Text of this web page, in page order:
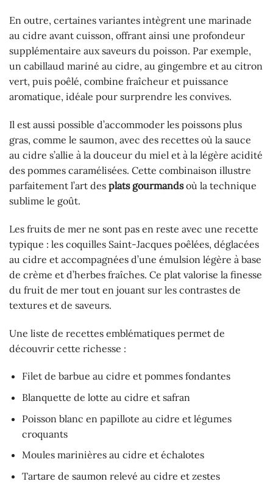
En outre, certaines variantes intègrent une marinade
au cidre avant cuisson, offrant ainsi une profondeur
supplémentaire aux saveurs du poisson. Par exemple,
un cabillaud mariné au cidre, au gingembre et au citron
vert, puis poêlé, combine fraîcheur et puissance
aromatique, idéale pour surprendre les convives.
Il est aussi possible d’accommoder les poissons plus
gras, comme le saumon, avec des recettes où la sauce
au cidre s’allie à la douceur du miel et à la légère acidité
des pommes caramélisées. Cette combinaison illustre
parfaitement l’art des plats gourmandsoù la technique
sublime le goût.
Les fruits de mer ne sont pas en reste avec une recette
typique : les coquilles Saint-Jacques poêlées, déglacées
au cidre et accompagnées d’une émulsion légère à base
de crème et d’herbes fraîches. Ce plat valorise la finesse
du fruit de mer tout en jouant sur les contrastes de
textures et de saveurs.
Une liste de recettes emblématiques permet de
découvrir cette richesse :
Filet de barbue au cidre et pommes fondantes
Blanquette de lotte au cidre et safran
Poisson blanc en papillote au cidre et légumes
croquants
Moules marinières au cidre et échalotes
Tartare de saumon relevé au cidre et zestes